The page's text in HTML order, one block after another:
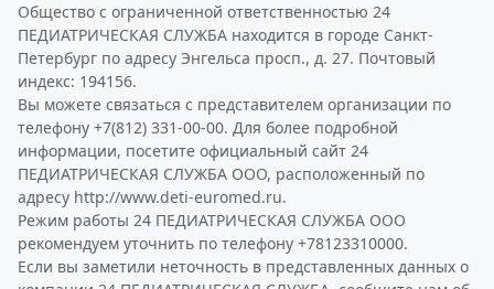
Общество с ограниченной ответственностью 24
ПЕДИАТРИЧЕСКАЯ СЛУЖБА находится в городе Санкт-
Петербург по адресу Энгельса просп., д. 27. Почтовый
индекс: 194156.
Вы можете связаться с представителем организации по
телефону +7(812) 331-00-00. Для более подробной
информации, посетите официальный сайт 24
ПЕДИАТРИЧЕСКАЯ СЛУЖБА ООО, расположенный по
адресу http://www.deti-euromed.ru.
Режим работы 24 ПЕДИАТРИЧЕСКАЯ СЛУЖБА ООО
рекомендуем уточнить по телефону +78123310000.
Если вы заметили неточность в представленных данных о